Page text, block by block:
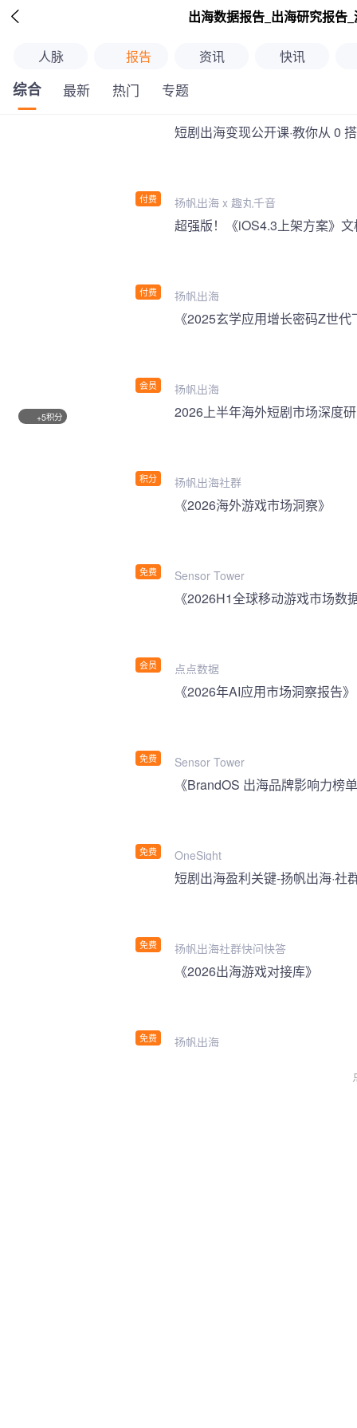
 出海数据报告_出海研究报告
人脉 报告 资讯 快讯
综合 最新 热门 专题
付费
短剧出海变现公开课·教你从 0
扬帆出海 x 趣丸千音
付费 扬帆出海
会员
《2025玄学应用增长密码Z世
扬帆出海
+5积分
积分
2026上半年海外短剧市场深度
扬帆出海社群
免费
《2026海外游戏市场洞察》
Sensor Tower
会员
《2026H1全球移动游戏市场数
点点数据
免费
《2026年AI应用市场洞察报告》
Sensor Tower
免费
《BrandOS 出海品牌影响力榜
OneSight
免费
短剧出海盈利关键-扬帆出海·社
扬帆出海社群快问快答
免费
《2026出海游戏对接库》
扬帆出海